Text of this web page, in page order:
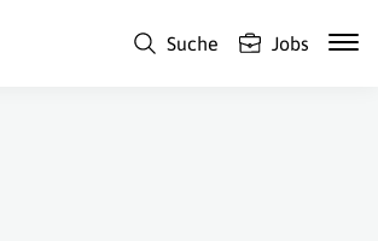
Suche Jobs